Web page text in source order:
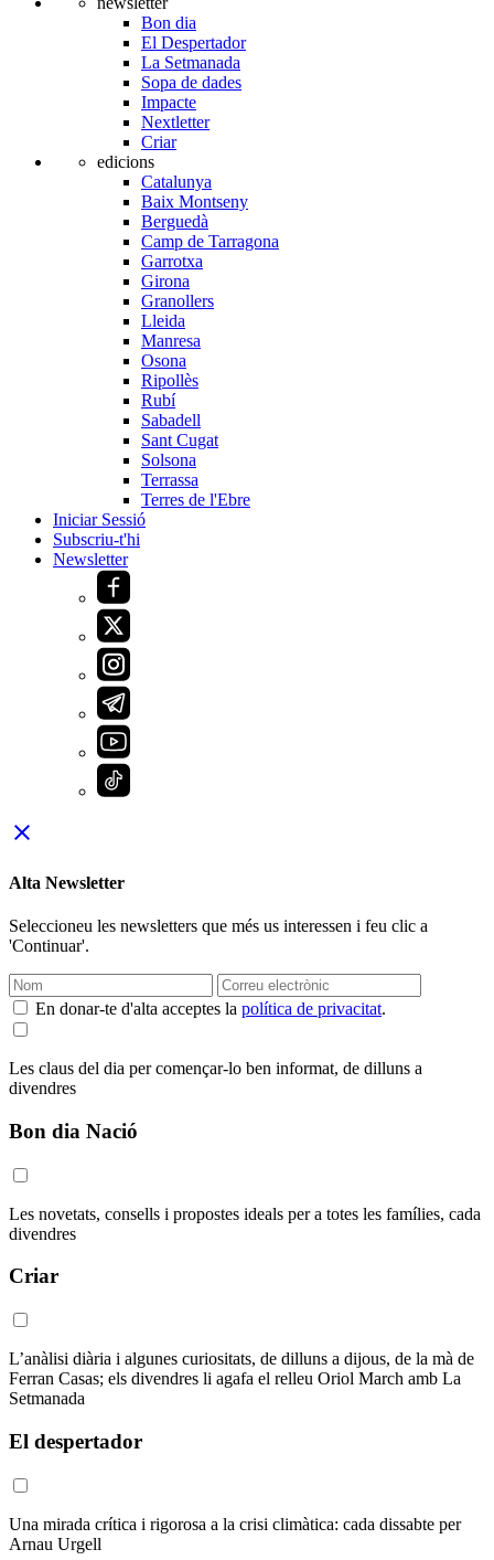
Bon dia
El Despertador
La Setmanada
Sopa de dades
Impacte
Nextletter
Criar
edicions
Catalunya
Baix Montseny
Berguedà
Camp de Tarragona
Garrotxa
Girona
Granollers
Lleida
Manresa
Osona
Ripollès
Rubí
Sabadell
Sant Cugat
Solsona
Terrassa
Terres de l'Ebre
Iniciar Sessió
Subscriu-t'hi
Newsletter
close
Alta Newsletter
Seleccioneu les newsletters que més us interessen i feu clic a
'Continuar'.
En donar-te d'alta acceptes la política de privacitat.
Les claus del dia per començar-lo ben informat, de dilluns a
divendres
Bon dia Nació
Les novetats, consells i propostes ideals per a totes les famílies, cada
divendres
Criar
L’anàlisi diària i algunes curiositats, de dilluns a dijous, de la mà de
Ferran Casas; els divendres li agafa el relleu Oriol March amb La
Setmanada
El despertador
Una mirada crítica i rigorosa a la crisi climàtica: cada dissabte per
Arnau Urgell